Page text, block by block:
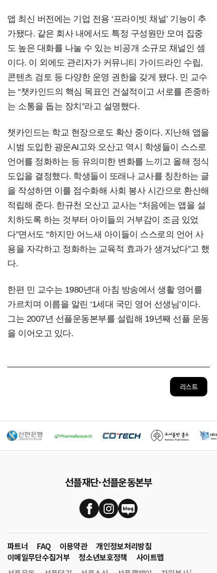
앱 최신 버전에는 기업 전용 ‘프라이빗 채널’ 기능이 추
가됐다. 같은 회사 내에서도 특정 구성원만 모여 집중
도 높은 대화를 나눌 수 있는 비공개 소규모 채널인 셈
이다. 이 외에도 관리자가 커뮤니티 가이드라인 수립,
콘텐츠 검토 등 다양한 운영 권한을 갖게 됐다. 민 교수
는 “챗카인드의 핵심 목표인 건설적이고 서로를 존중하
는 소통을 돕는 장치”라고 설명했다.
챗카인드는 학교 현장으로도 확산 중이다. 지난해 앱을
시범 도입한 광운AI고와 오산고 역시 학생들이 스스로
언어를 정화하는 등 유의미한 변화를 느끼고 올해 정식
도입을 결정했다. 학생들이 또래나 교사를 칭찬하는 글
을 작성하면 이를 점수화해 사회 봉사 시간으로 환산해
적립해 준다. 한규천 오산고 교사는 “처음에는 앱을 설
치하도록 하는 것부터 아이들의 거부감이 조금 있었
다”면서도 “하지만 어느새 아이들이 스스로의 언어 사
용을 자각하고 정화하는 교육적 효과가 생겨났다”고 했
다.
한편 민 교수는 1980년대 아침 방송에서 생활 영어를
가르치며 이름을 알린 ‘1세대 국민 영어 선생님’이다.
그는 2007년 선플운동본부를 설립해 19년째 선플 운동
을 이어오고 있다.
리스트
선플재단·선플운동본부
파트너 FAQ 이용약관
개인정보처리방침
이메일무단수집거부
청소년보호정책
사이트맵